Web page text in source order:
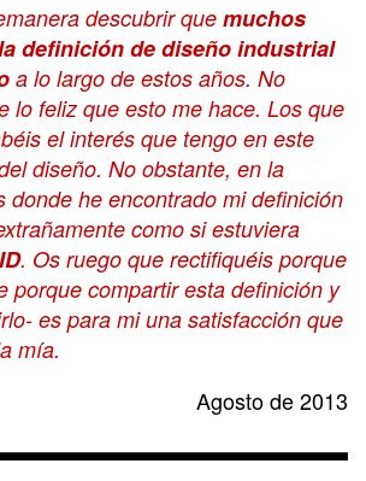
descubrir que muchos
definición de diseño industrial
a lo largo de estos años. No
lo feliz que esto me hace. Los que
el interés que tengo en este
diseño. No obstante, en la
donde he encontrado mi definición
como si estuviera
. Os ruego que rectifiquéis porque
porque compartir esta definición y
es para mi una satisfacción que
mía.
Agosto de 2013